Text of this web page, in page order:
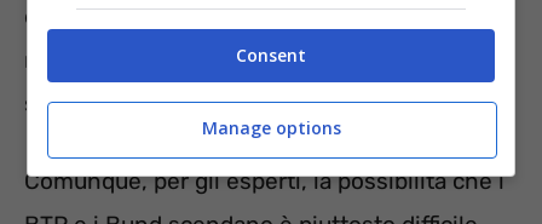
dovessero scendere, facendo “respirare” i
mercati finanziari, i due titoli sarebbero un po’
sacrificati.
Comunque, per gli esperti, la possibilità che i
Consent
Manage options